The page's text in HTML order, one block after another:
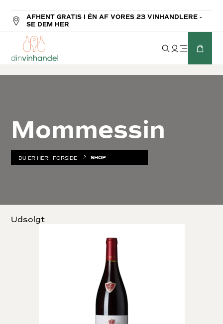
AFHENT GRATIS I ÉN AF VORES 23 VINHANDLERE -
SE DEM HER
Mommessin
DU ER HER: FORSIDE SHOP
Udsolgt